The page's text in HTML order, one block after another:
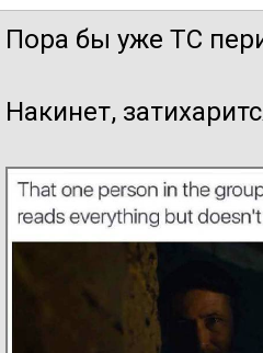
Пора бы уже ТС
Накинет,